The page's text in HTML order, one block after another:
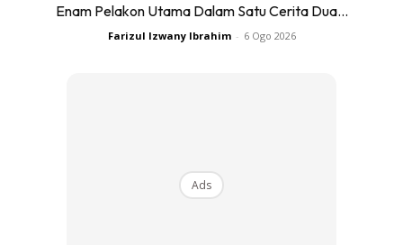
Anda mungkin berminat dengan
Enam Pelakon Utama Dalam Satu Cerita Dua...
Farizul Izwany Ibrahim - 6 Ogo 2026
Ads